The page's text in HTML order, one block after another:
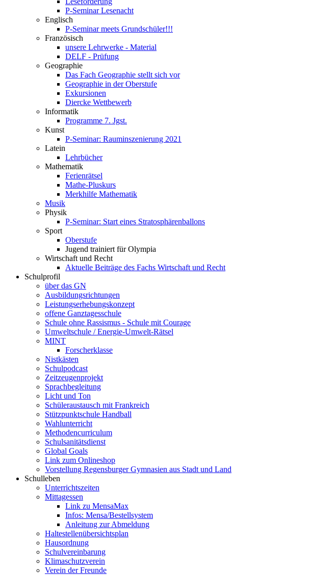
P-Seminar Lesenacht
Englisch
P-Seminar meets Grundschüler!!!
Französisch
unsere Lehrwerke - Material
DELF - Prüfung
Geographie
Das Fach Geographie stellt sich vor
Geographie in der Oberstufe
Exkursionen
Diercke Wettbewerb
Informatik
Programme 7. Jgst.
Kunst
P-Seminar: Rauminszenierung 2021
Latein
Lehrbücher
Mathematik
Ferienrätsel
Mathe-Pluskurs
Merkhilfe Mathematik
Musik
Physik
P-Seminar: Start eines Stratosphärenballons
Sport
Oberstufe
Jugend trainiert für Olympia
Wirtschaft und Recht
Aktuelle Beiträge des Fachs Wirtschaft und Recht
Schulprofil
über das GN
Ausbildungsrichtungen
Leistungserhebungskonzept
offene Ganztagesschule
Schule ohne Rassismus - Schule mit Courage
Umweltschule / Energie-Umwelt-Rätsel
MINT
Forscherklasse
Nistkästen
Schulpodcast
Zeitzeugenprojekt
Sprachbegleitung
Licht und Ton
Schüleraustausch mit Frankreich
Stützpunktschule Handball
Wahlunterricht
Methodencurriculum
Schulsanitätsdienst
Global Goals
Link zum Onlineshop
Vorstellung Regensburger Gymnasien aus Stadt und Land
Schulleben
Unterrichtszeiten
Mittagessen
Link zu MensaMax
Infos: Mensa/Bestellsystem
Anleitung zur Abmeldung
Haltestellenübersichtsplan
Hausordnung
Schulvereinbarung
Klimaschutzverein
Verein der Freunde